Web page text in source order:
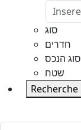
סוג
חדרים
סוג הנכס
שטח
Recherche